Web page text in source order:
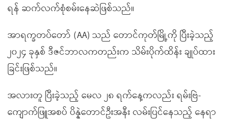
ရန် ဆက်လက်စုံစမ်းနေဆဲဖြစ်သည်။
အာရက္ခတပ်တော် (AA) သည် တောင်ကုတ်မြို့ကို ပြီးခဲ့သည့်
၂၀၂၄ ခုနှစ် ဒီဇင်ဘာလကတည်းက သိမ်းပိုက်ထိန်း ချုပ်ထား
ခြင်းဖြစ်သည်။
အလားတူ ပြီးခဲ့သည့် မေလ ၂၈ ရက်နေ့ကလည်း ရမ်းဗြဲ-
ကျောက်ဖြူအစပ် ပိန္နဲတောင်ဦးအနီး လမ်းပြင်နေသည့် နေရာ